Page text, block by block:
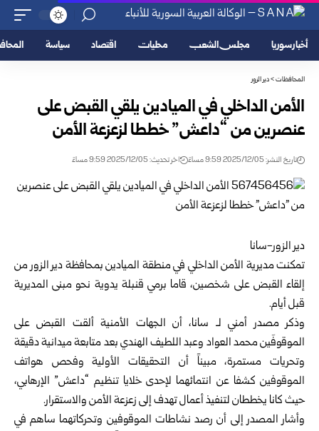
أخبار سوريا مجلس الشعب محليات اقتصاد سياسة
المحافظات>دير الزور
الأمن الداخلي في الميادين يلقي القبض على
عنصرين من “داعش” خططا لزعزعة الأمن
تاريخ النشر: 2025/12/05 9:59 مساءً اخر تحديث: 2025/12/05 9:59 مساءً
دير الزور-سانا
تمكنت مديرية الأمن الداخلي في منطقة الميادين بمحافظة دير الزور من
إلقاء القبض على شخصين، قاما برمي قنبلة يدوية نحو مبنى المديرية
قبل أيام.
وذكر مصدر أمني لـ سانا، أن الجهات الأمنية ألقت القبض على
الموقوفَين محمد العواد وعبد اللطيف الهندي بعد متابعة ميدانية دقيقة
وتحريات مستمرة، مبيناً أن التحقيقات الأولية وفحص هواتف
الموقوفين كشفا عن انتمائهما لإحدىخلايا تنظيم “داعش” الإرهابي،
حيث كانا يخططان لتنفيذ أعمال تهدف إلى زعزعة الأمن والاستقرار.
وأشار المصدر إلى أن رصد نشاطات الموقوفين وتحركاتهما ساهم في